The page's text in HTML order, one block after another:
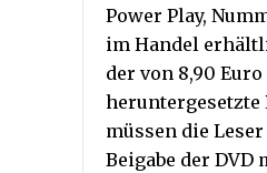
Power Play,
im Handel
der von 8,90 Euro
heruntergesetzte
müssen die
Beigabe der DVD